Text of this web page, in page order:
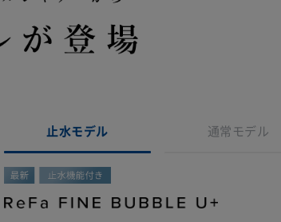
止水モデル 通常モデル
ービスに加入された方